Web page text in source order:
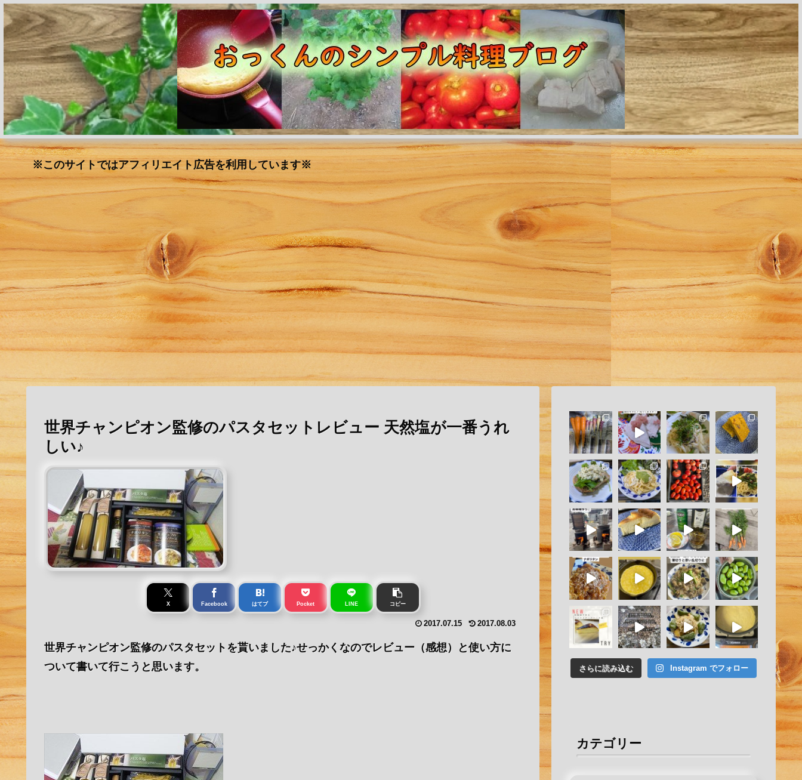
※このサイトではアフィリエイト広告を利用しています※
世界チャンピオン監修のパスタセットレビュー 天然塩が一番うれ
しい♪
X Facebook はてブ Pocket LINE コピー
2017.07.15 2017.08.03
世界チャンピオン監修のパスタセットを貰いました♪せっかくなのでレビュー（感想）と使い方に
ついて書いて行こうと思います。
さらに読み込む Instagram でフォロー
カテゴリー